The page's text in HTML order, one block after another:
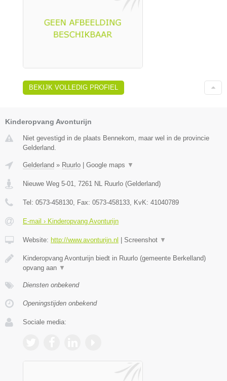
BEKIJK VOLLEDIG PROFIEL
Kinderopvang Avonturijn
Niet gevestigd in de plaats Bennekom, maar wel in de provincie
Gelderland.
Gelderland » Ruurlo Google maps ▼
Nieuwe Weg 5-01, 7261 NL Ruurlo (Gelderland)
Tel: 0573-458130, Fax: 0573-458133, KvK: 41040789
E-mail › Kinderopvang Avonturijn
Website: http://www.avonturijn.nl Screenshot ▼
Kinderopvang Avonturijn biedt in Ruurlo (gemeente Berkelland)
opvang aan ▼
Diensten onbekend
Openingstijden onbekend
Sociale media: